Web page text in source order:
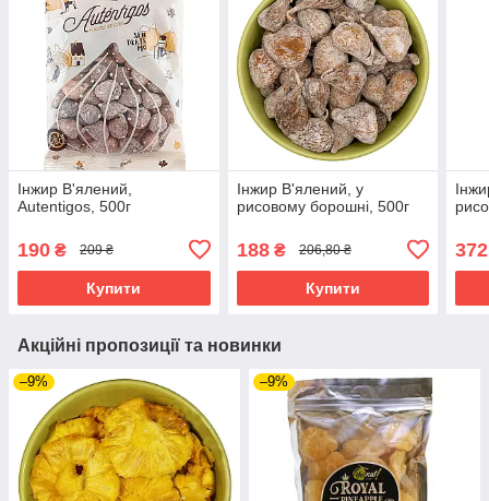
Інжир В'ялений,
Autentigos, 500г
190 ₴ 209 ₴
Купити
Інжир В'ялений, у
рисовому борошні, 500г
188₴ 206,80 ₴
Купити
372
Акційні пропозиції та новинки
–9% –9%